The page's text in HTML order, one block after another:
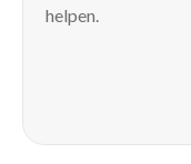
helpen.